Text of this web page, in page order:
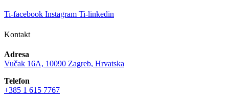
Ti-facebook Instagram Ti-linkedin
Kontakt
Adresa
Vučak 16A, 10090 Zagreb, Hrvatska
Telefon
+385 1 615 7767